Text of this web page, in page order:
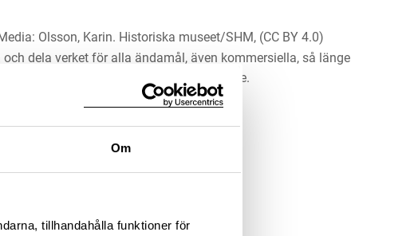
Om
tillhandahålla funktioner för
Olsson, Karin. Historiska museet/SHM, (CC BY 4.0)
och dela verket för alla ändamål, även kommersiella, så länge
du anger upphovsperson och licensgivare.
LADDA NER MEDIA